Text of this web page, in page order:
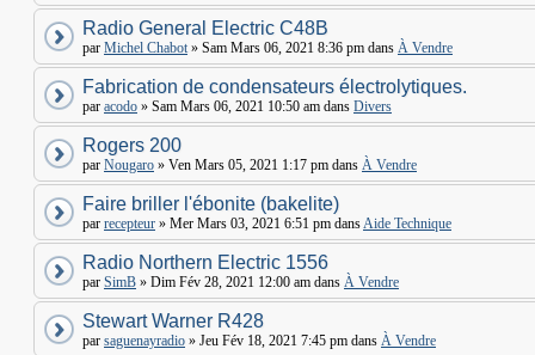
Radio General Electric C48B
par Michel Chabot» Sam Mars 06, 2021 8:36 pm dans À Vendre
Fabrication de condensateurs électrolytiques.
par acodo » Sam Mars 06, 2021 10:50 am dans Divers
Rogers 200
par Nougaro » Ven Mars 05, 2021 1:17 pm dans À Vendre
Faire briller l'ébonite (bakelite)
par recepteur » Mer Mars 03, 2021 6:51 pm dansAide Technique
Radio Northern Electric 1556
par SimB » Dim Fév 28, 2021 12:00 am dans À Vendre
Stewart Warner R428
par saguenayradio » Jeu Fév 18, 2021 7:45 pm dans À Vendre